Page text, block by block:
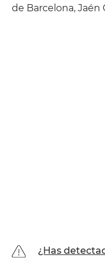
de Barcelona, Jaén
¿Has